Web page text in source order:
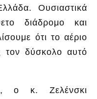
Ουσιαστικά
διάδρομο και
ότι το αέριο
δύσκολο αυτό
ο κ. Ζελένσκι